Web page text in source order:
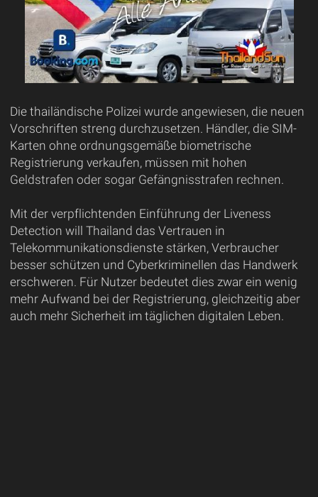
Die thailändische Polizei wurde angewiesen, die neuen
Vorschriften streng durchzusetzen. Händler, die SIM-
Karten ohne ordnungsgemäße biometrische
Registrierung verkaufen, müssen mit hohen
Geldstrafen oder sogar Gefängnisstrafen rechnen.
Mit der verpflichtenden Einführung der Liveness
Detection will Thailand das Vertrauen in
Telekommunikationsdienste stärken, Verbraucher
besser schützen und Cyberkriminellen das Handwerk
erschweren. Für Nutzer bedeutet dies zwar ein wenig
mehr Aufwand bei der Registrierung, gleichzeitig aber
auch mehr Sicherheit im täglichen digitalen Leben.